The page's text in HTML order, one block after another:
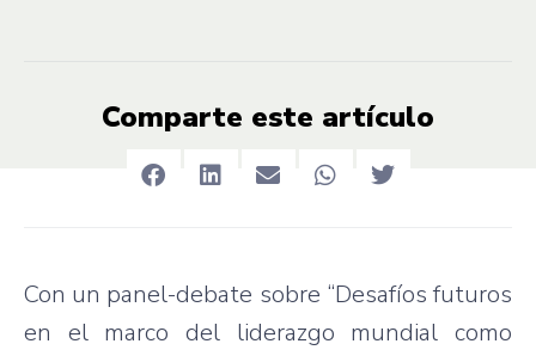
Comparte este artículo
Con un panel-debate sobre “Desafíos futuros
en el marco del liderazgo mundial como